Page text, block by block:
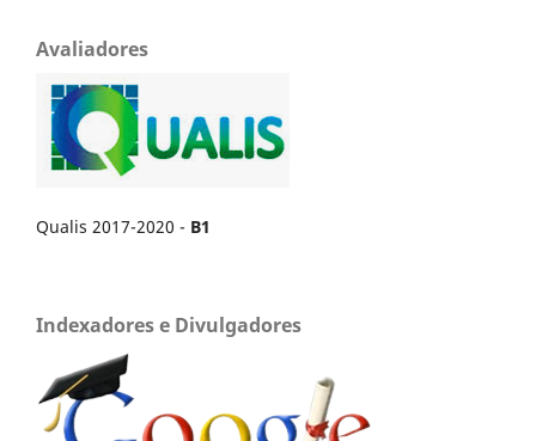
Avaliadores
Qualis 2017-2020 - B1
Indexadores e Divulgadores